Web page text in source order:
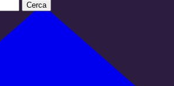
Cerca